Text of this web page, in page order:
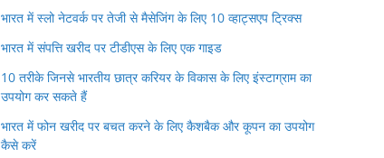
भारत में स्लो नेटवर्क पर तेजी से मैसेजिंग के लिए 10 व्हाट्सएप ट्रिक्स
भारत में संपत्ति खरीद पर टीडीएस के लिए एक गाइड
10 तरीके जिनसे भारतीय छात्र करियर के विकास के लिए इंस्टाग्राम का
उपयोग कर सकते हैं
भारत में फोन खरीद पर बचत करने के लिए कैशबैक और कूपन का उपयोग
कैसे करें